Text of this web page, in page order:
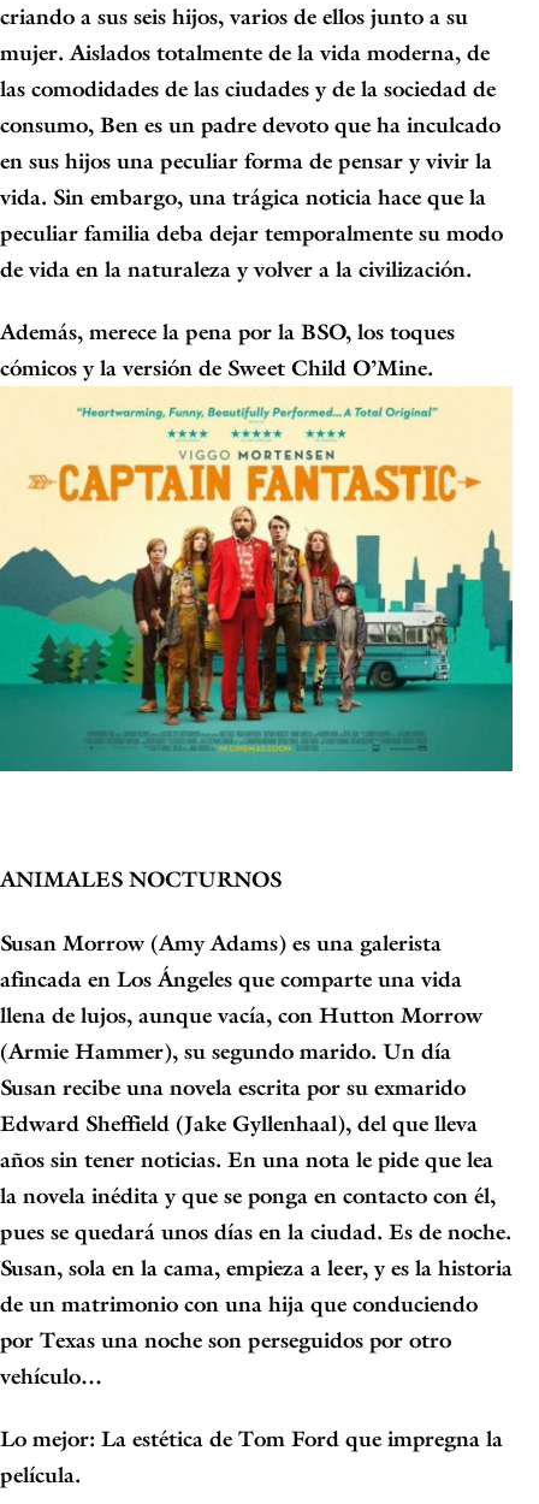
criando a sus seis hijos, varios de ellos junto a su
mujer. Aislados totalmente de la vida moderna, de
las comodidades de las ciudades y de la sociedad de
consumo, Ben es un padre devoto que ha inculcado
en sus hijos una peculiar forma de pensar y vivir la
vida. Sin embargo, una trágica noticia hace que la
peculiar familia deba dejar temporalmente su modo
de vida en la naturaleza y volver a la civilización.
Además, merece la pena por la BSO, los toques
cómicos y la versión de Sweet Child O’Mine.
ANIMALES NOCTURNOS
Susan Morrow (Amy Adams) es una galerista
afincada en Los Ángeles que comparte una vida
llena de lujos, aunque vacía, con Hutton Morrow
(Armie Hammer), su segundo marido. Un día
Susan recibe una novela escrita por su exmarido
Edward Sheffield (Jake Gyllenhaal), del que lleva
años sin tener noticias. En una nota le pide que lea
la novela inédita y que se ponga en contacto con él,
pues se quedará unos días en la ciudad. Es de noche.
Susan, sola en la cama, empieza a leer, y es la historia
de un matrimonio con una hija que conduciendo
por Texas una noche son perseguidos por otro
vehículo…
Lo mejor: La estética de Tom Ford que impregna la
película.